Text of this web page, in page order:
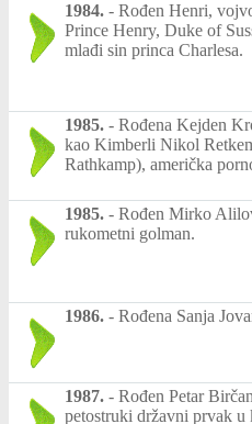
1984. - Rođen Henri,
Prince Henry, Duke of
mlađi sin princa Charlesa.
1985. - Rođena Kejden
kao Kimberli Nikol
Rathkamp), američka
1985. - Rođen Mirko
rukometni golman.
1986. - Rođena Sanja
1987. - Rođen Petar
petostruki državni prvak u